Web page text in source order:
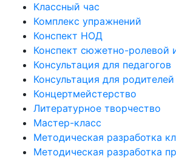
Классный час
Комплекс упражнений
Конспект НОД
Конспект сюжетно-ролевой
Консультация для педагогов
Консультация для родителей
Концертмейстерство
Литературное творчество
Мастер-класс
Методическая разработка
Методическая разработка